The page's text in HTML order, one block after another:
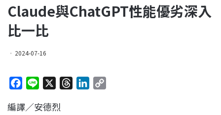
Claude與ChatGPT性能優劣深入
比一比
2024-07-16
c
n
編譯／安德烈